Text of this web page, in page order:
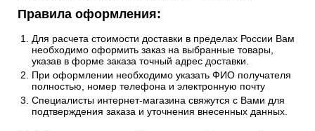
Правила оформления:
Для расчета стоимости доставки в пределах России Вам
необходимо оформить заказ на выбранные товары,
указав в форме заказа точный адрес доставки.
При оформлении необходимо указать ФИО получателя
полностью, номер телефона и электронную почту
Специалисты интернет-магазина свяжутся с Вами для
подтверждения заказа и уточнения внесенных данных.